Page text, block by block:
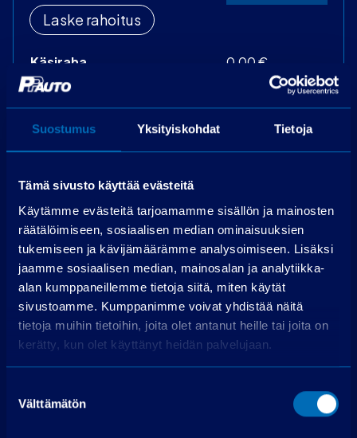
Suostumus Yksityiskohdat Tietoja
Tämä sivusto käyttää evästeitä
Käytämme evästeitä tarjoamamme sisällön ja mainosten
räätälöimiseen, sosiaalisen median ominaisuuksien
tukemiseen ja kävijämäärämme analysoimiseen. Lisäksi
jaamme sosiaalisen median, mainosalan ja analytiikka-
alan kumppaneillemme tietoja siitä, miten käytät
sivustoamme. Kumppanimme voivat yhdistää näitä
tietoja muihin tietoihin, joita olet antanut heille tai joita on
kerätty, kun olet käyttänyt heidän palvelujaan.
valinta
Välttämätön
Laske rahoitus
Käsiraha
0,00 €
Perustamismaksu
399,00 €
Rahoitettava osuus
25 499,00 €
Käsittelymaksu
19,00 €/kk
Korko
3,99 %
Maksuerät
Todellinen vuosikorko
6,3 %
Luottokustannukset
4 983,03 €
Hae rahoitusta
Edellyttää myönteisen luottopäätöksen.